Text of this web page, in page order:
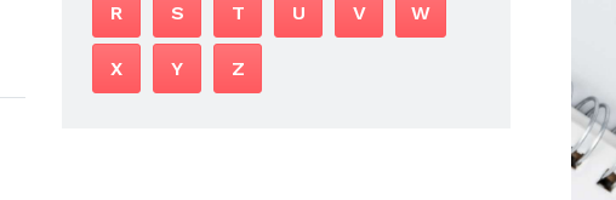
R S T U V W
X Y Z